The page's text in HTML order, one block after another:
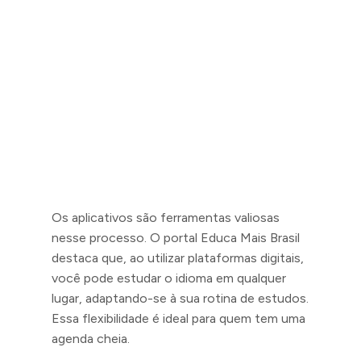
Os aplicativos são ferramentas valiosas
nesse processo. O portal Educa Mais Brasil
destaca que, ao utilizar plataformas digitais,
você pode estudar o idioma em qualquer
lugar, adaptando-se à sua rotina de estudos.
Essa flexibilidade é ideal para quem tem uma
agenda cheia.